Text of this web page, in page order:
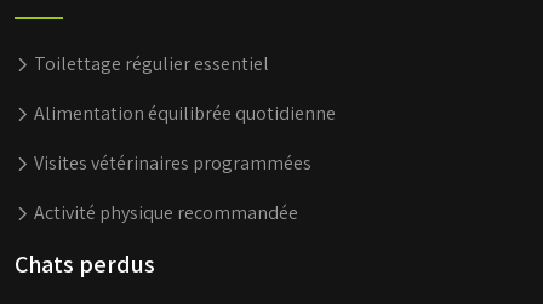
Toilettage régulier essentiel
Alimentation équilibrée quotidienne
Visites vétérinaires programmées
Activité physique recommandée
Chats perdus